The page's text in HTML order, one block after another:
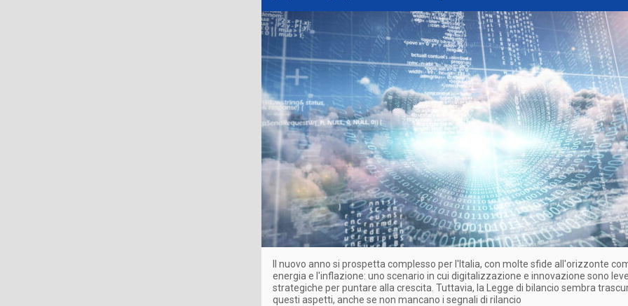
Il nuovo anno si prospetta complesso per l'Italia, con molte sfide all'orizzonte
energia e l'inflazione: uno scenario in cui digitalizzazione e innovazione sono
strategiche per puntare alla crescita. Tuttavia, la Legge di bilancio sembra
questi aspetti, anche se non mancano i segnali di rilancio